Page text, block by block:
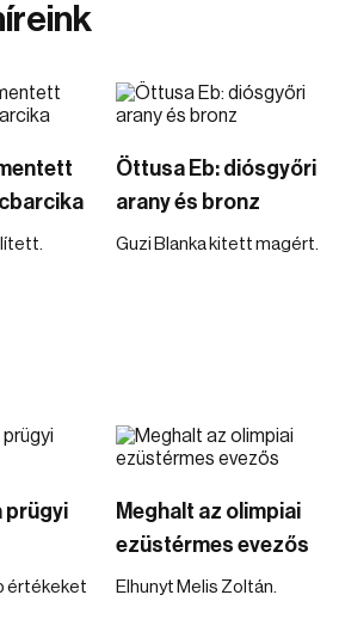
Öttusa Eb: diósgyőri
arany és bronz
Guzi Blanka kitett magért.
prügyi
értékeket
Meghalt az olimpiai
ezüstérmes evezős
Elhunyt Melis Zoltán.